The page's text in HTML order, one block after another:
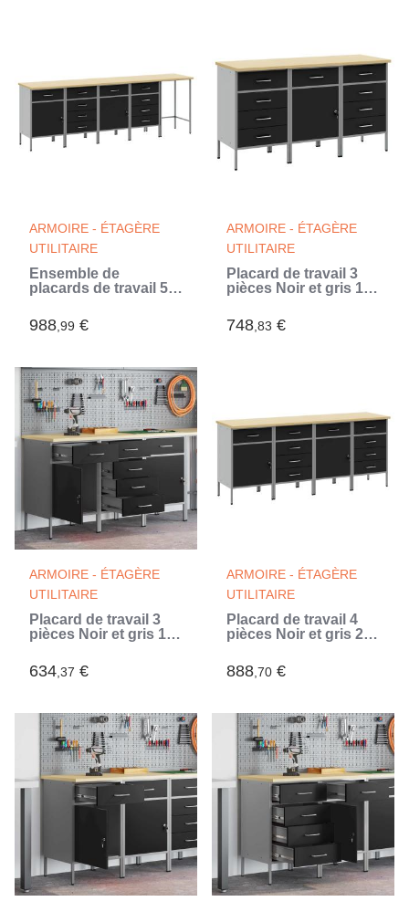
ARMOIRE - ÉTAGÈRE
UTILITAIRE
Ensemble de
placards de travail 5
(Noir)
988,99 €
ARMOIRE - ÉTAGÈRE
UTILITAIRE
Placard de travail 3
pièces Noir et gris 150
748,83 €
ARMOIRE - ÉTAGÈRE
UTILITAIRE
Placard de travail 3
pièces Noir et gris 150
634,37 €
ARMOIRE - ÉTAGÈRE
UTILITAIRE
Placard de travail 4
pièces Noir et gris 200
888,70 €